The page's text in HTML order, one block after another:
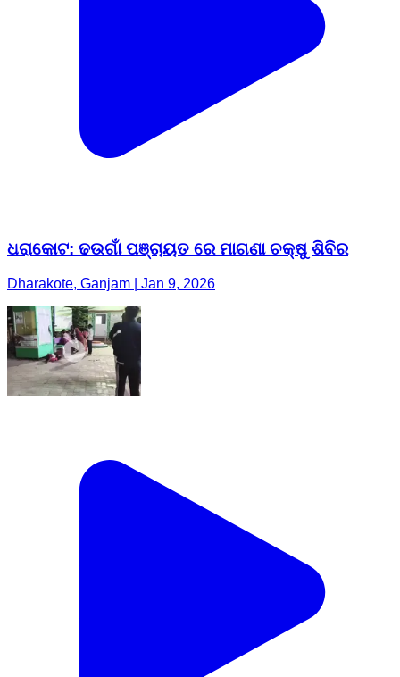
ଧରାକୋଟ: ଢଉଗାଁ ପଞ୍ଚାୟତ ରେ ମାଗଣା ଚକ୍ଷୁ ଶିବିର
Dharakote, Ganjam | Jan 9, 2026